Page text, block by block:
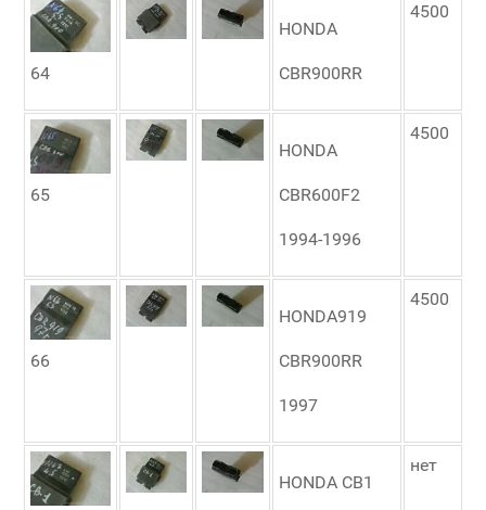
64
HONDA
CBR900RR
4500
65
HONDA
CBR600F2
1994-1996
4500
66
HONDA919
CBR900RR
1997
4500
HONDA CB1
нет